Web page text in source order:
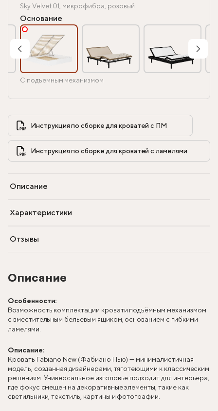
Описание
Особенности:
Возможность комплектации кровати подъёмным механизмом
с вместительным бельевым ящиком, основанием с гибкими
ламелями.
Описание:
Кровать Fabiano New (Фабиано Нью) — минималистичная
модель, созданная дизайнерами, тяготеющими к классическим
решениям. Универсальное изголовье подходит для интерьера,
где фокус смещен на декоративные элементы, такие как
светильники, текстиль, картины и фотографии.
Sky Velvet 01, микрофибра, розовый
Основание
С подъемным механизмом
Инструкция по сборке для кроватей с ПМ
Описание
Характеристики
Отзывы